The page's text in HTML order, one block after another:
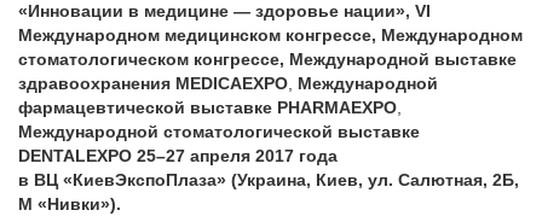
«Инновации в медицине — здоровье нации», VI
Международном медицинском конгрессе, Международном
стоматологическом конгрессе, Международной выставке
здравоохранения MEDICAEXPO, Международной
фармацевтической выставке PHARMAEXPO,
Международной стоматологической выставке
DENTALEXPO 25–27 апреля 2017 года
в ВЦ «КиевЭкспоПлаза» (Украина, Киев, ул. Салютная, 2Б,
М «Нивки»).